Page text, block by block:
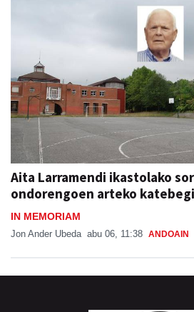
Aita Larramendi ikastolako
ondorengoen arteko
IN MEMORIAM
Jon Ander Ubeda abu 06, 11:38 ANDOAIN